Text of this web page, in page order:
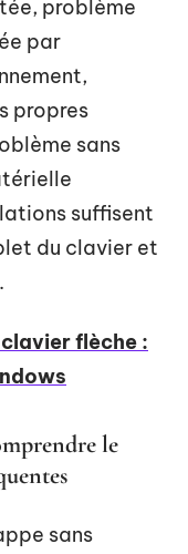
problème
par
propres
sans
suffisent
du clavier et
flèche :
le
sans